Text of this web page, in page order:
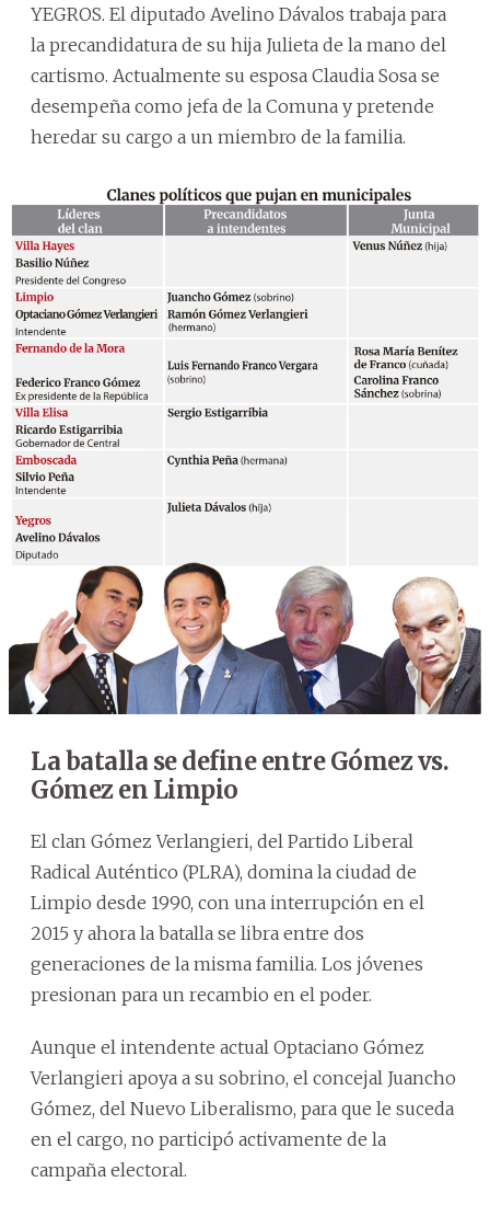
YEGROS. El diputado Avelino Dávalos trabaja para
la precandidatura de su hija Julieta de la mano del
cartismo. Actualmente su esposa Claudia Sosa se
desempeña como jefa de la Comuna y pretende
heredar su cargo a un miembro de la familia.
La batalla se define entre Gómez vs.
Gómez en Limpio
El clan Gómez Verlangieri, del Partido Liberal
Radical Auténtico (PLRA), domina la ciudad de
Limpio desde 1990, con una interrupción en el
2015 y ahora la batalla se libra entre dos
generaciones de la misma familia. Los jóvenes
presionan para un recambio en el poder.
Aunque el intendente actual Optaciano Gómez
Verlangieri apoya a su sobrino, el concejal Juancho
Gómez, del Nuevo Liberalismo, para que le suceda
en el cargo, no participó activamente de la
campaña electoral.